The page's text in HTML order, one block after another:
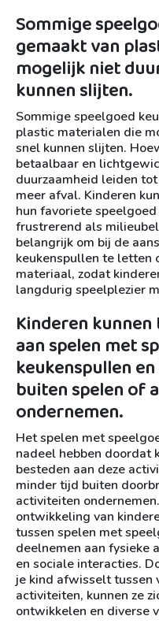
Sommige
gemaakt van
mogelijk niet
kunnen slijten.
Sommige speelgoed
plastic materialen die
snel kunnen slijten.
betaalbaar en
duurzaamheid leiden
meer afval. Kinderen
hun favoriete
frustrerend als
belangrijk om bij de
keukenspullen te letten
materiaal, zodat
langdurig speelplezier
Kinderen
aan spelen met
keukenspullen
buiten spelen of
ondernemen.
Het spelen met
nadeel hebben doordat
besteden aan deze
minder tijd buiten
activiteiten
ontwikkeling van
tussen spelen met
deelnemen aan fysieke
en sociale interacties.
je kind afwisselt tussen
activiteiten, kunnen ze
ontwikkelen en diverse